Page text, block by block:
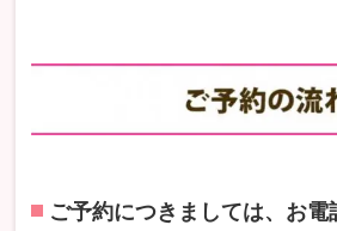
ご予約につきましては、お